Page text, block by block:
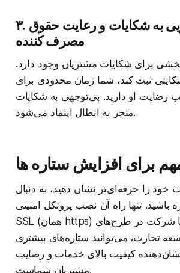
۳. پاسخگویی به شکایات و رعایت حقوق
مصرف کننده
بخشی برای شکایات مشتریان وجود دارد.
ثبت کند، شما زمان محدودی برای
رضایت او دارید. بی‌توجهی به شکایات
منجر به ابطال اینماد می‌شود.
برای افزایش ستاره ها
خود را حرفه‌ای‌تر نشان دهید، به دنبال
باشید. تنها راه آن نصب پروتکل امنیتی
SSL (همان https) است. همچنین با شرکت در طرح‌های
تجارت، می‌توانید ستاره‌های بیشتری
کیفیت بالای خدمات و رضایت
مشتریان شماست.